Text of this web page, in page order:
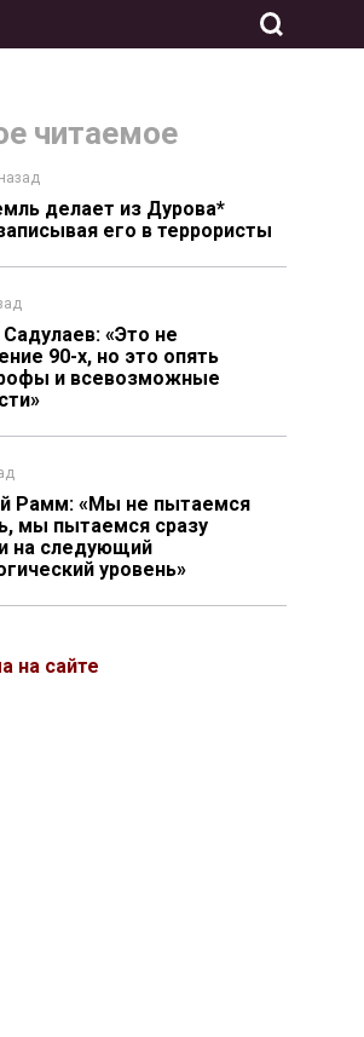
читаемое
делает из Дурова*
его в террористы
«Это не
90-х, но это опять
и всевозможные
Рамм: «Мы не пытаемся
мы пытаемся сразу
на следующий
уровень»
на сайте